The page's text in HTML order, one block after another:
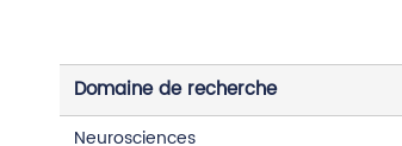
Domaine de recherche
Neurosciences